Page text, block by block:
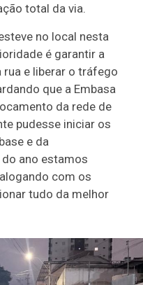
total da via.
no local nesta
é garantir a
e liberar o tráfego
que a Embasa
da rede de
pudesse iniciar os
e da
ano estamos
com os
tudo da melhor